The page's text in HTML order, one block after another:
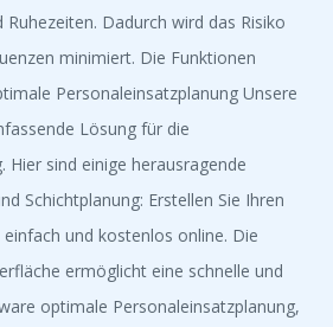
Dadurch wird das Risiko
minimiert. Die Funktionen
Personaleinsatzplanung Unsere
Lösung für die
Hier sind einige herausragende
Schichtplanung: Erstellen Sie Ihren
und kostenlos online. Die
ermöglicht eine schnelle und
optimale Personaleinsatzplanung,